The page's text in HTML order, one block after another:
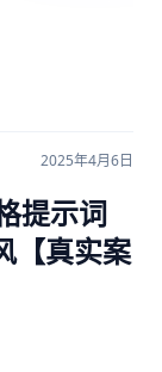
2025年4月6日
提示词
【真实案